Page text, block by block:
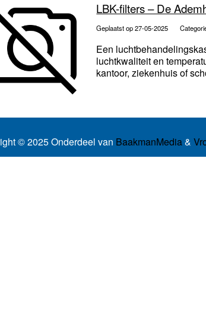
LBK-filters – De
Geplaatst op 27-05-2025
Een
luchtkwaliteit en
kantoor, ziekenhuis of
© 2025 Onderdeel van BaakmanMedia&